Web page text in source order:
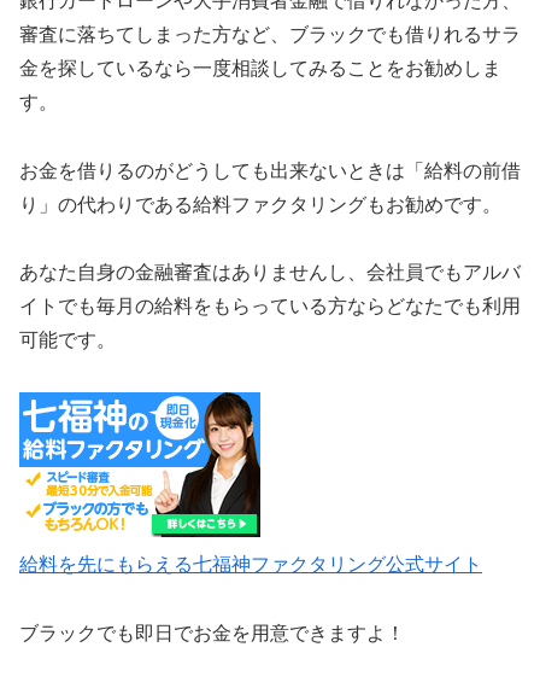
審査に落ちてしまった方など、ブラックでも借りれるサラ
金を探しているなら一度相談してみることをお勧めしま
す。
お金を借りるのがどうしても出来ないときは「給料の前借
り」の代わりである給料ファクタリングもお勧めです。
あなた自身の金融審査はありませんし、会社員でもアルバ
イトでも毎月の給料をもらっている方ならどなたでも利用
可能です。
給料を先にもらえる七福神ファクタリング公式サイト
ブラックでも即日でお金を用意できますよ！